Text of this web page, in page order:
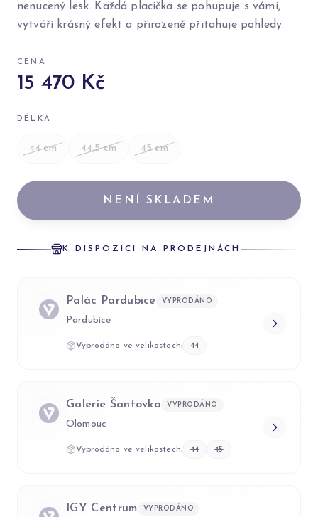
nenucený lesk. Každá placička se pohupuje s vámi,
vytváří krásný efekt a přirozeně přitahuje pohledy.
CENA
15 470 Kč
DÉLKA
44cm 44,5cm 45cm
NENÍ SKLADEM
K DISPOZICI NA PRODEJNÁCH
Palác Pardubice VYPRODÁNO
Pardubice
Vyprodáno ve velikostech: 44
Galerie Šantovka VYPRODÁNO
Olomouc
Vyprodáno ve velikostech: 44 45
IGY Centrum VYPRODÁNO